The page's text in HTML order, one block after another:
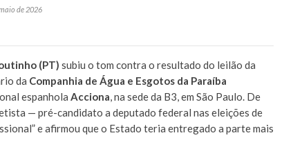
de 2026
(PT) subiu o tom contra o resultado do leilão da
da Companhia de Água e Esgotos da Paraíba
espanhola Acciona, na sede da B3, em São Paulo. De
— pré-candidato a deputado federal nas eleições de
e afirmou que o Estado teria entregado a parte mais